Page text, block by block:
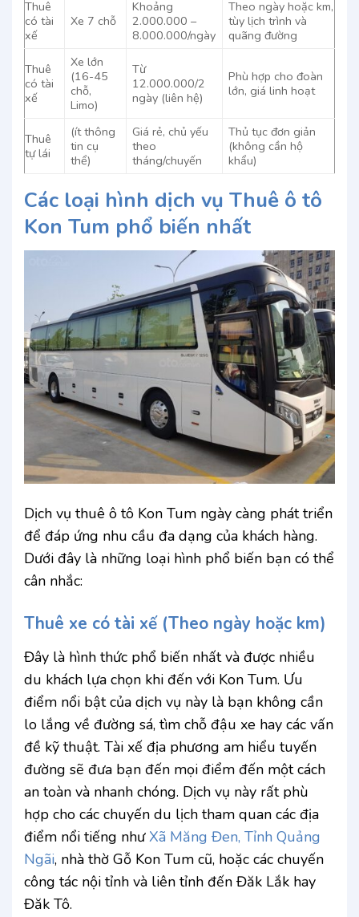
Thuê
có tài
xế
Xe 7 chỗ
Khoảng
2.000.000 –
8.000.000/ngày
Theo ngày hoặc km,
tùy lịch trình và
quãng đường
Thuê
có tài
xế
Xe lớn
(16-45
chỗ,
Limo)
Từ
12.000.000/2
ngày (liên hệ)
Phù hợp cho đoàn
lớn, giá linh hoạt
Thuê
tự lái
(ít thông
tin cụ
thể)
Giá rẻ, chủ yếu
theo
tháng/chuyến
Thủ tục đơn giản
(không cần hộ
khẩu)
Các loại hình dịch vụ Thuê ô tô
Kon Tum phổ biến nhất
Dịch vụ thuê ô tô Kon Tum ngày càng phát triển
để đáp ứng nhu cầu đa dạng của khách hàng.
Dưới đây là những loại hình phổ biến bạn có thể
cân nhắc:
Thuê xe có tài xế (Theo ngày hoặc km)
Đây là hình thức phổ biến nhất và được nhiều
du khách lựa chọn khi đến với Kon Tum. Ưu
điểm nổi bật của dịch vụ này là bạn không cần
lo lắng về đường sá, tìm chỗ đậu xe hay các vấn
đề kỹ thuật. Tài xế địa phương am hiểu tuyến
đường sẽ đưa bạn đến mọi điểm đến một cách
an toàn và nhanh chóng. Dịch vụ này rất phù
hợp cho các chuyến du lịch tham quan các địa
điểm nổi tiếng nhưXã Măng Đen, Tỉnh Quảng
Ngãi, nhà thờ Gỗ Kon Tum cũ, hoặc các chuyến
công tác nội tỉnh và liên tỉnh đến Đăk Lắk hay
Đăk Tô.